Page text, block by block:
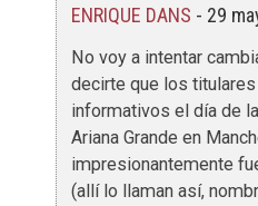
ENRIQUE DANS - 29
No voy a intentar
decirte que los
informativos el día de
Ariana Grande en
impresionantemente
(allí lo llaman así,